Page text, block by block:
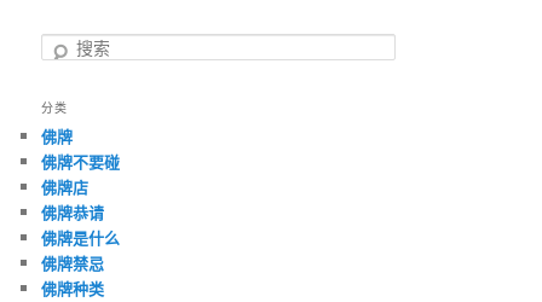
搜
分类
佛牌
佛牌不要碰
佛牌店
佛牌恭请
佛牌是什么
佛牌禁忌
佛牌种类